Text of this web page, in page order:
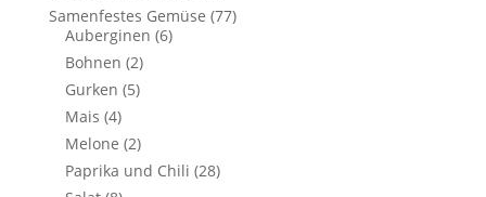
Samenfestes Gemüse (77)
Auberginen (6)
Bohnen (2)
Gurken (5)
Mais (4)
Melone (2)
Paprika und Chili (28)